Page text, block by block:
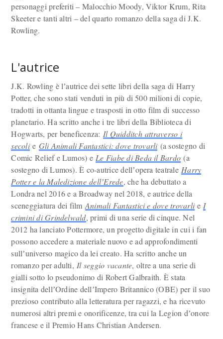
personaggi preferiti – Malocchio Moody, Viktor Krum, Rita
Skeeter e tanti altri – del quarto romanzo della saga di J.K.
Rowling.
L'autrice
J.K. Rowling è lʼautrice dei sette libri della saga di Harry
Potter, che sono stati venduti in più di 500 milioni di copie,
tradotti in ottanta lingue e trasposti in otto film di successo
planetario. Ha scritto anche i tre libri della Biblioteca di
Hogwarts, per beneficenza: Il Quidditch attraverso i
secolie Gli Animali Fantastici: dove trovarli (a sostegno di
Comic Relief e Lumos) e Le Fiabe di Beda il Bardo (a
sostegno di Lumos). È co-autrice dellʼopera teatrale Harry
Potter e la MaledizionedellʼErede, che ha debuttato a
Londra nel 2016 e a Broadway nel 2018, e autrice della
sceneggiatura dei film Animali Fantastici e dove trovarlie I
crimini di Grindelwald, primi di una serie di cinque. Nel
2012 ha lanciato Pottermore, un progetto digitale in cui i fan
possono accedere a materiale nuovo e ad approfondimenti
sullʼuniverso magico da lei creato. Ha scritto anche un
romanzo per adulti, Il seggio vacante, oltre a una serie di
gialli sotto lo pseudonimo di Robert Galbraith. È stata
insignita dellʼOrdine dellʼImpero Britannico (OBE) per il suo
prezioso contributo alla letteratura per ragazzi, e ha ricevuto
numerosi altri premi e onorificenze, tra cui la Legion dʼonore
francese e il Premio Hans Christian Andersen.